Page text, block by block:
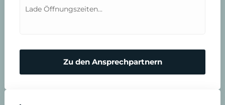
r
Lade Öffnungszeiten...
Zu den Ansprechpartnern